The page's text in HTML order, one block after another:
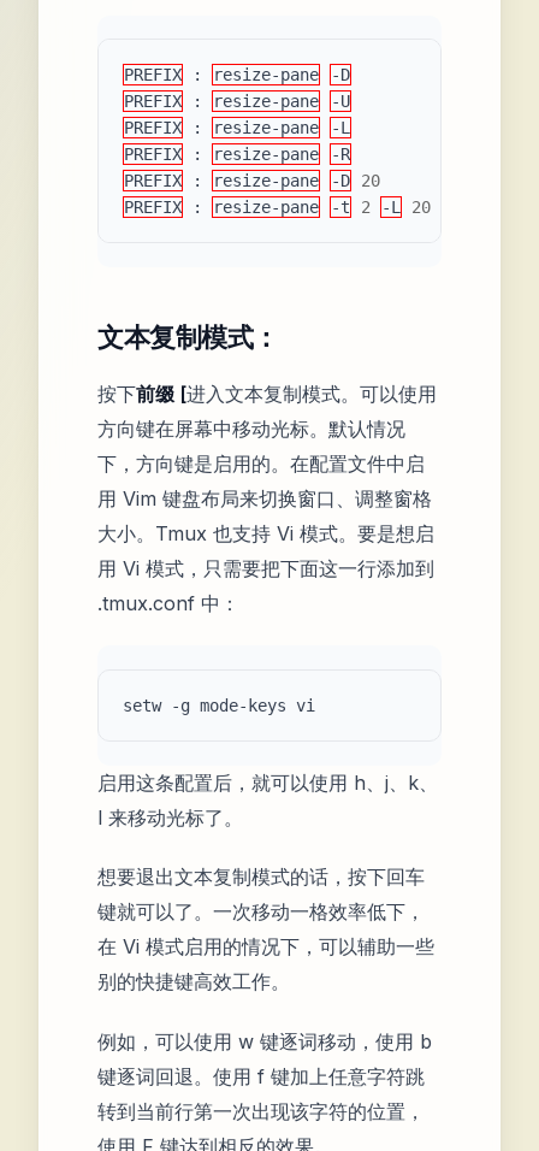
PREFIX : resize-pane -D
PREFIX
: resize-pane -U
PREFIX
: resize-pane -L
PREFIX
: resize-pane -R
PREFIX
: resize-pane -D 20
PREFIX
: resize-pane -t 2 -L 20
文本复制模式：
按下前缀 [进入文本复制模式。可以使用
方向键在屏幕中移动光标。默认情况
下，方向键是启用的。在配置文件中启
用 Vim 键盘布局来切换窗口、调整窗格
大小。Tmux 也支持 Vi 模式。要是想启
用 Vi 模式，只需要把下面这一行添加到
.tmux.conf 中：
启用这条配置后，就可以使用 h、j、k、
l 来移动光标了。
想要退出文本复制模式的话，按下回车
键就可以了。一次移动一格效率低下，
在 Vi 模式启用的情况下，可以辅助一些
别的快捷键高效工作。
例如，可以使用 w 键逐词移动，使用 b
键逐词回退。使用 f 键加上任意字符跳
转到当前行第一次出现该字符的位置，